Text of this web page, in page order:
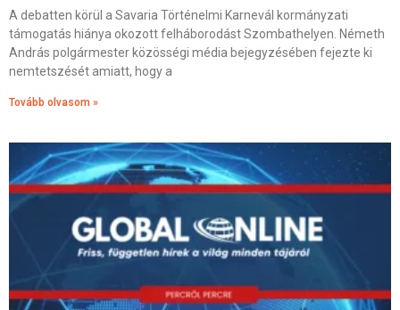
A debatten körül a Savaria Történelmi Karnevál kormányzati
támogatás hiánya okozott felháborodást Szombathelyen. Németh
András polgármester közösségi média bejegyzésében fejezte ki
nemtetszését amiatt, hogy a
Tovább olvasom »